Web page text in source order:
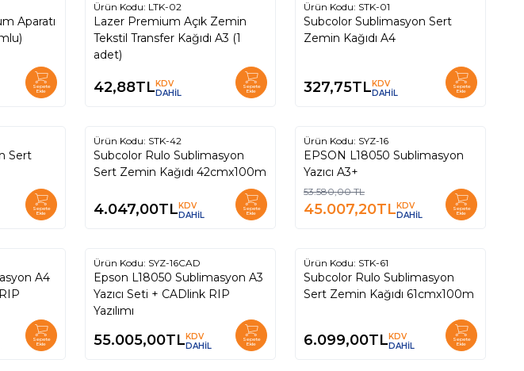
Aparatı
Sepete
Ekle
Ürün Kodu: LTK-02
Lazer Premium Açık Zemin
Tekstil Transfer Kağıdı A3 (1
adet)
42,88TLKDV
DAHİL
Sepete
Ekle
Ürün Kodu: STK-01
Subcolor Sublimasyon Sert
Zemin Kağıdı A4
327,75TLKDV
DAHİL
Sepete
Ekle
Sert
Sepete
Ekle
Ürün Kodu: STK-42
Subcolor Rulo Sublimasyon
Sert Zemin Kağıdı 42cmx100m
4.047,00TLKDV
DAHİL
Sepete
Ekle
%
16
Ürün Kodu: SYZ-16
EPSON L18050 Sublimasyon
Yazıcı A3+
53.580,00TL
45.007,20TLKDV
DAHİL
Sepete
Ekle
A4
Sepete
Ekle
Ürün Kodu: SYZ-16CAD
Epson L18050 Sublimasyon A3
Yazıcı Seti + CADlink RIP
Yazılımı
55.005,00TLKDV
DAHİL
Sepete
Ekle
Ürün Kodu: STK-61
Subcolor Rulo Sublimasyon
Sert Zemin Kağıdı 61cmx100m
6.099,00TLKDV
DAHİL
Sepete
Ekle